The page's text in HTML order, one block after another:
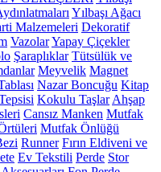
Yılbaşı Ağacı
Malzemeleri Dekoratif
VazolarYapay Çiçekler
Şaraplıklar Tütsülük ve
Meyvelik Magnet
Nazar Boncuğu Kitap
Kokulu Taşlar Ahşap
Cansız Manken Mutfak
Mutfak Önlüğü
Runner Fırın Eldiveni ve
Ev Tekstili Perde Stor